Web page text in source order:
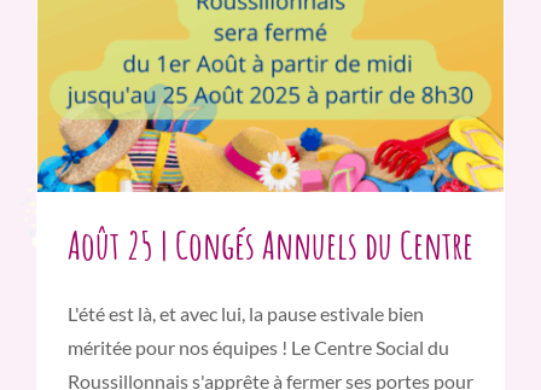
Août 25 | Congés Annuels du Centre
L'été est là, et avec lui, la pause estivale bien
méritée pour nos équipes ! Le Centre Social du
Roussillonnais s'apprête à fermer ses portes pour